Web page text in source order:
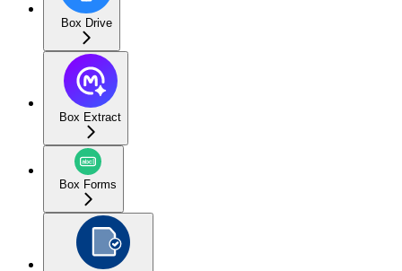
Box Drive
Box Extract
Box Forms